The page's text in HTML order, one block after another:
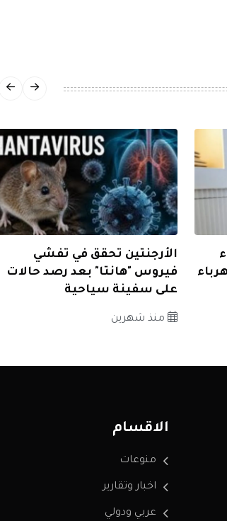
الأرجنتين تحقق في تفشي
فيروس "هانتا" بعد رصد حالات
على سفينة سياحية
منذ شهرين
الاقسام
منوعات
اخبار وتقارير
عربي ودولي